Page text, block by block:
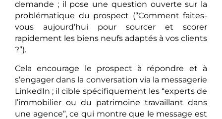
demande ; il pose une question ouverte sur la
problématique du prospect (“Comment faites-
vous aujourd’hui pour sourcer et scorer
rapidement les biens neufs adaptés à vos clients
?”).
Cela encourage le prospect à répondre et à
s’engager dans la conversation via la messagerie
LinkedIn ; il cible spécifiquement les “experts de
l’immobilier ou du patrimoine travaillant dans
une agence”, ce qui montre que le message est